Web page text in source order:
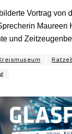
Vortrag von
Maureen
und